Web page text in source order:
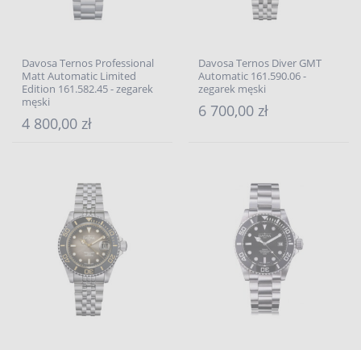
Davosa Ternos Professional
Matt Automatic Limited
Edition 161.582.45 - zegarek
męski
4 800,00 zł
Davosa Ternos Diver GMT
Automatic 161.590.06 -
zegarek męski
6 700,00 zł